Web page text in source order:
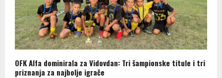
OFK Alfa dominirala za Vidovdan: Tri šampionske titule i tri
priznanja za najbolje igrače